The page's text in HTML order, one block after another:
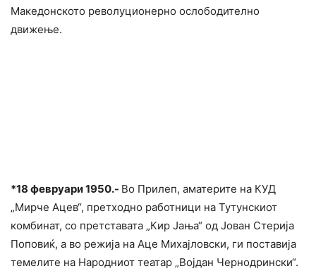
Македонското револуционерно ослободително
движење.
*18 февруари 1950.- Во Прилеп, аматерите на КУД
„Мирче Ацев“, претходно работници на Тутунскиот
комбинат, со претставата „Кир Јања“ од Јован Стерија
Поповиќ, а во режија на Аце Михајловски, ги поставија
темелите на Народниот театар „Војдан Чернодрински“.